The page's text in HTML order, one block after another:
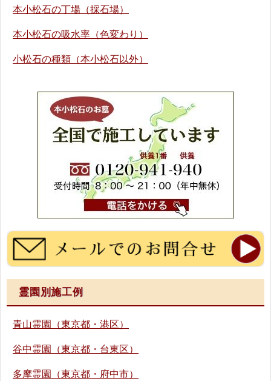
本小松石の丁場（採石場）
本小松石の吸水率（色変わり）
小松石の種類（本小松石以外）
霊園別施工例
青山霊園（東京都・港区）
谷中霊園（東京都・台東区）
多摩霊園（東京都・府中市）